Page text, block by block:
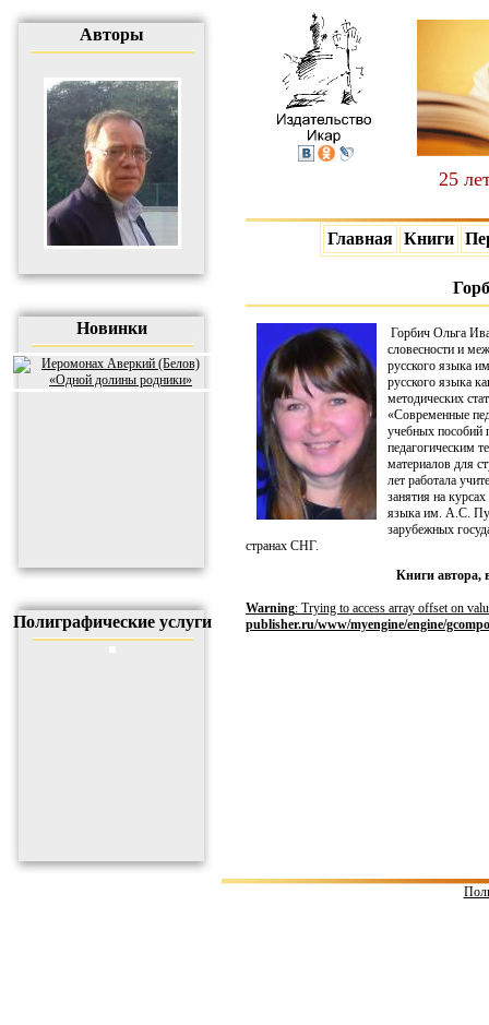
Авторы
Новинки
Полиграфические услуги
25
Главная Книги
Горбич Ольга
словесности и
русского языка
русского языка
методических
«Современные
учебных пособий
педагогическим
материалов для
лет работала
занятия на
языка им. А.С.
зарубежных
странах СНГ.
Книги автора,
Warning: Trying to access array offset on
publisher.ru/www/myengine/engine/